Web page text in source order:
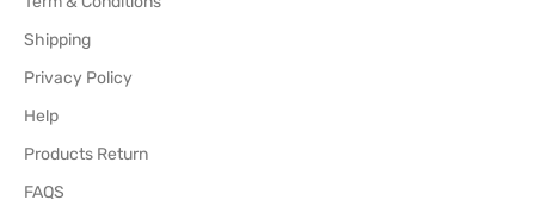
Shipping
Privacy Policy
Help
Products Return
FAQS